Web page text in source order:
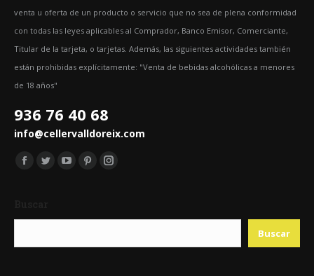
venta u oferta de un producto o servicio que no sea de plena conformidad
con todas las leyes aplicables al Comprador, Banco Emisor, Comerciante,
Titular de la tarjeta, o tarjetas. Además, las siguientes actividades también
están prohibidas explícitamente: "Venta de bebidas alcohólicas a menores
de 18 años"
936 76 40 68
info@cellervalldoreix.com
Encuéntranos en:
Facebook
in
Twitter
in
YouTube
in
Pinterest
in
Instagram
in
Buscar